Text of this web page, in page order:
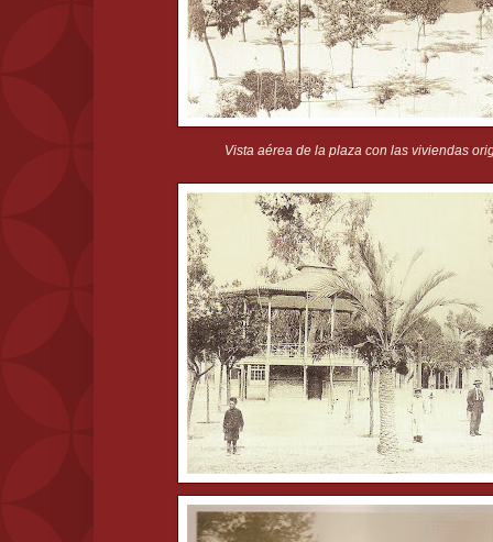
Vista aérea de la plaza con las viviendas